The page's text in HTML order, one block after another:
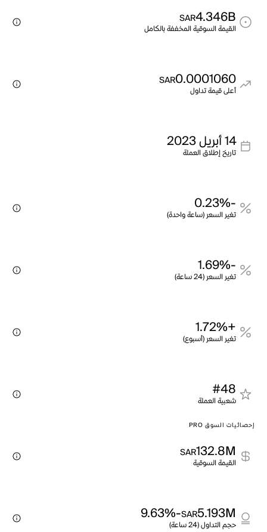
4.346B
SAR
القيمة السوقية المخففة بالكامل
0.0001060
SAR
أعلى قيمة تداول
14 أبريل 2023
تاريخ إطلاق العملة
-0.23%
تغير السعر (ساعة واحدة)
-1.69%
تغير السعر (24 ساعة)
+1.72%
تغير السعر (أسبوع)
#48
شعبية العملة
إحصائيات السوق PRO
132.8M
SAR
القيمة السوقية
5.193M
SAR
-9.63%
حجم التداول (24 ساعة)